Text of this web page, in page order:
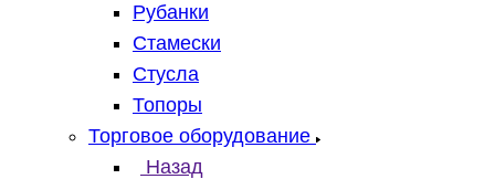
Рубанки
Стамески
Стусла
Топоры
Торговое оборудование
Назад